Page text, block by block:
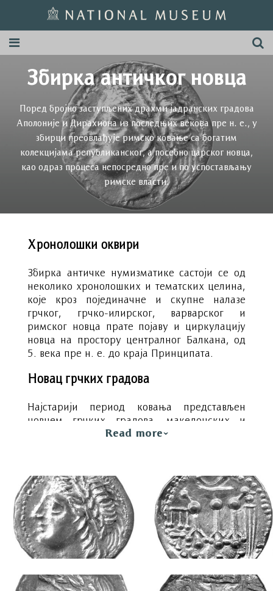
Збирка античког новца
Поред бројно заступљених драхми јадранских градова
Аполоније и Дирахиона из последњих векова пре н. е., у
збирци преовлађује римско ковање са богатим
колекцијама републиканског, а посебно царског новца,
као одраз процеса непосредно пре и по успостављању
римске власти.
Хронолошки оквири
Збирка античке нумизматике састоји се од
неколико хронолошких и тематских целина,
које кроз појединачне и скупне налазе
грчког, грчко-илирског, варварског и
римског новца прате појаву и циркулацију
новца на простору централног Балкана, од
5. века пре н. е. до краја Принципата.
Новац грчких градова
Најстарији период ковања представљен
новцем грчких градова, македонских и
хеленистичких владара, осликава контакте
Македоније. Важна сведочанства ране
монетарне историје овог простора
представљају и ретка издања илирског
града-рудника Дамастиона, Пелагије и
пеонских краљева, као и новац грчких
јадранских колонија и илирских краљева.
Read more